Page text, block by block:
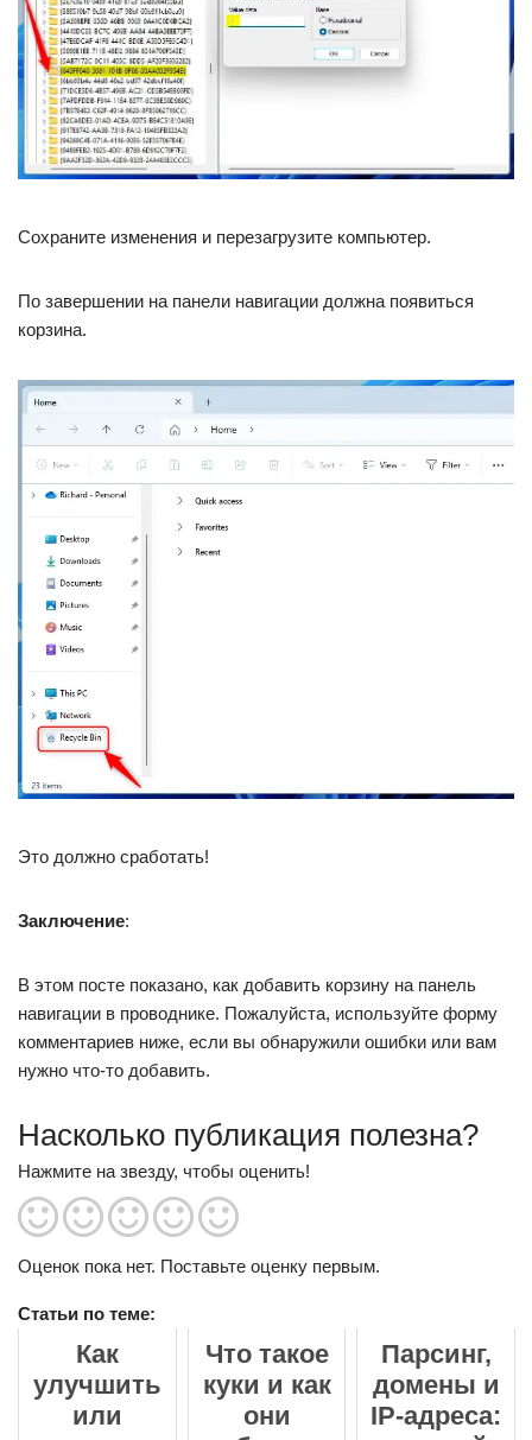
Сохраните изменения и перезагрузите компьютер.
По завершении на панели навигации должна появиться
корзина.
Это должно сработать!
Заключение:
В этом посте показано, как добавить корзину на панель
навигации в проводнике. Пожалуйста, используйте форму
комментариев ниже, если вы обнаружили ошибки или вам
нужно что-то добавить.
Насколько публикация полезна?
Нажмите на звезду, чтобы оценить!
Оценок пока нет. Поставьте оценку первым.
Статьи по теме:
Как
улучшить
или
Что такое
куки и как
они
Парсинг,
домены и
IP-адреса: